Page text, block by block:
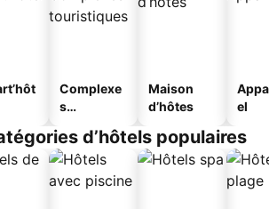
Complexe
s
s
Maison
d’hôtes
el
d’hôtels populaires